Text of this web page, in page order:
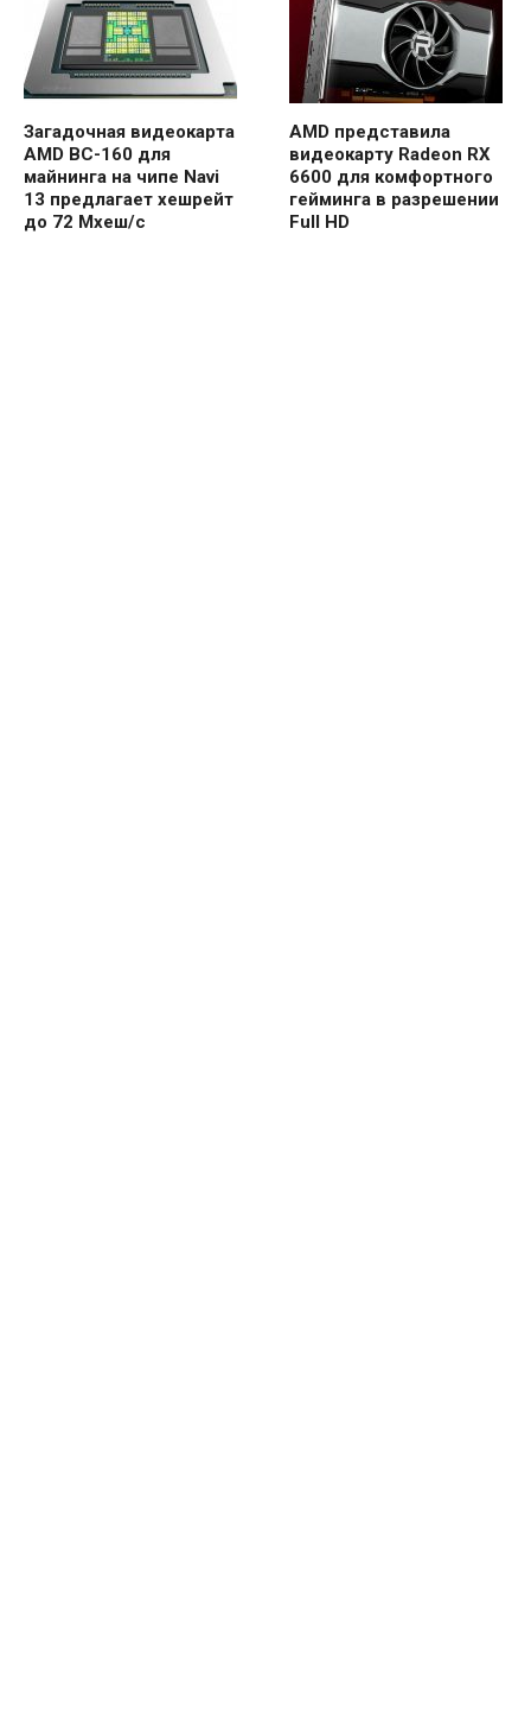
Загадочная видеокарта
AMD BC-160 для
майнинга на чипе Navi
13 предлагает хешрейт
до 72 Мхеш/с
AMD представила
видеокарту Radeon RX
6600 для комфортного
гейминга в разрешении
Full HD